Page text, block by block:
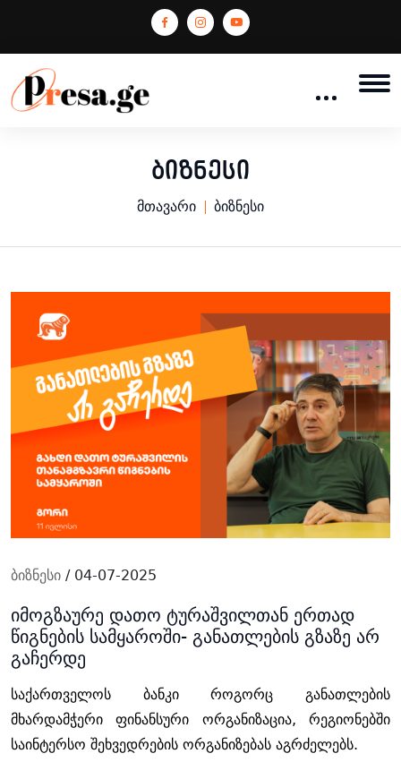
ბიზნესი
მთავარი ბიზნესი
ბიზნესი / 04-07-2025
იმოგზაურე დათო ტურაშვილთან ერთად
წიგნების სამყაროში- განათლების გზაზე არ
გაჩერდე
საქართველოს ბანკი როგორც განათლების
მხარდამჭერი ფინანსური ორგანიზაცია, რეგიონებში
საინტერსო შეხვედრების ორგანიზებას აგრძელებს.